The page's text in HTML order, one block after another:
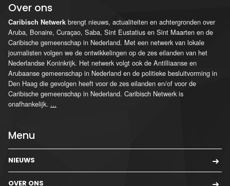
Over ons
Caribisch Netwerk brengt nieuws, actualiteiten en achtergronden over
Aruba, Bonaire, Curaçao, Saba, Sint Eustatius en Sint Maarten en de
Caribische gemeenschap in Nederland. Met een netwerk van lokale
journalisten volgen we de ontwikkelingen op de zes eilanden van het
Nederlandse Koninkrijk. Het netwerk volgt ook de Antilliaanse en
Arubaanse gemeenschap in Nederland en de politieke besluitvorming in
Den Haag die gevolgen heeft voor de zes eilanden en/of voor de
Caribische gemeenschap in Nederland. Caribisch Netwerk is
onafhankelijk. ...
Menu
NIEUWS
OVER ONS